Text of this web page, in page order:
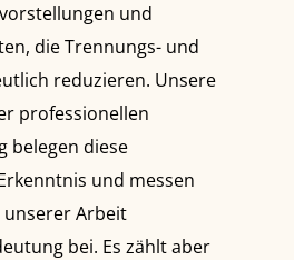
und
die Trennungs- und
reduzieren. Unsere
professionellen
belegen diese
und messen
Arbeit
bei. Es zählt aber